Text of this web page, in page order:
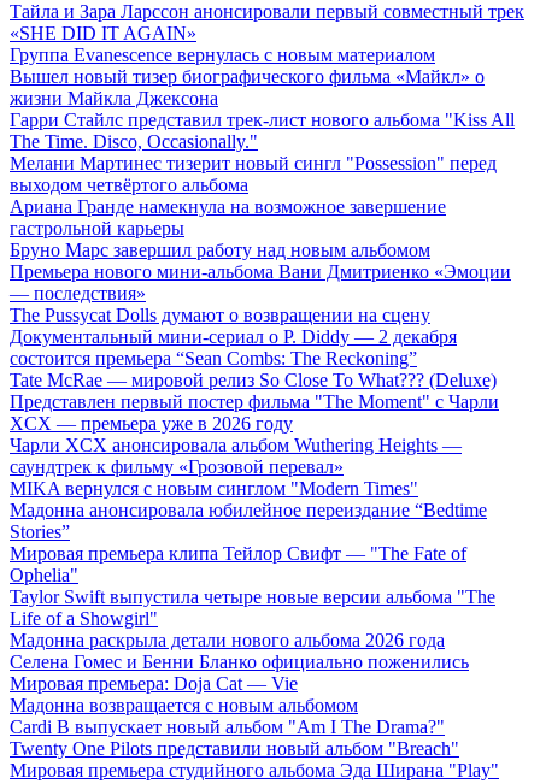
Тайла и Зара Ларссон анонсировали первый совместный трек
«SHE DID IT AGAIN»
Группа Evanescence вернулась с новым материалом
Вышел новый тизер биографического фильма «Майкл» о
жизни Майкла Джексона
Гарри Стайлс представил трек-лист нового альбома "Kiss All
The Time. Disco, Occasionally."
Мелани Мартинес тизерит новый сингл "Possession" перед
выходом четвёртого альбома
Ариана Гранде намекнула на возможное завершение
гастрольной карьеры
Бруно Марс завершил работу над новым альбомом
Премьера нового мини-альбома Вани Дмитриенко «Эмоции
— последствия»
The Pussycat Dolls думают о возвращении на сцену
Документальный мини-сериал о P. Diddy — 2 декабря
состоится премьера “Sean Combs: The Reckoning”
Tate McRae — мировой релиз So Close To What??? (Deluxe)
Представлен первый постер фильма "The Moment" с Чарли
XCX — премьера уже в 2026 году
Чарли XCX анонсировала альбом Wuthering Heights —
саундтрек к фильму «Грозовой перевал»
MIKA вернулся с новым синглом "Modern Times"
Мадонна анонсировала юбилейное переиздание “Bedtime
Stories”
Мировая премьера клипа Тейлор Свифт — "The Fate of
Ophelia"
Taylor Swift выпустила четыре новые версии альбома "The
Life of a Showgirl"
Мадонна раскрыла детали нового альбома 2026 года
Селена Гомес и Бенни Бланко официально поженились
Мировая премьера: Doja Cat — Vie
Мадонна возвращается с новым альбомом
Cardi B выпускает новый альбом "Am I The Drama?"
Twenty One Pilots представили новый альбом "Breach"
Мировая премьера студийного альбома Эда Ширана "Play"